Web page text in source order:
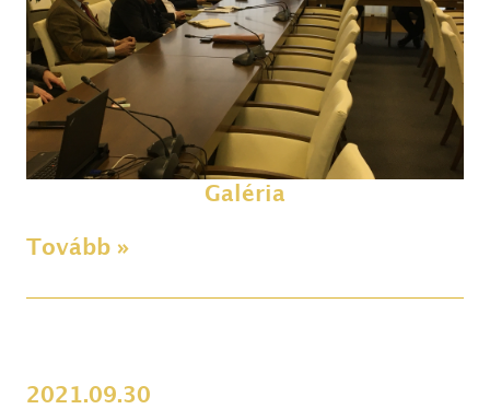
Galéria
Tovább »
2021.09.30